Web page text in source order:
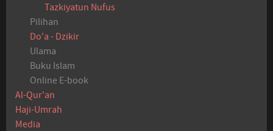
Tazkiyatun Nufus
Pilihan
Do'a - Dzikir
Ulama
Buku Islam
Online E-book
Al-Qur'an
Haji-Umrah
Media